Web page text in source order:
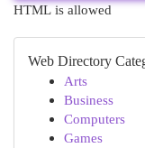
HTML is allowed
Web Directory
Arts
Business
Computers
Games